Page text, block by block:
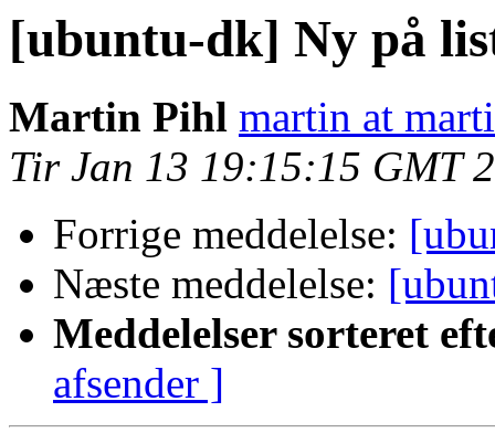
[ubuntu-dk] Ny på
Martin Pihl martin at
Tir Jan 13 19:15:15 GMT
Forrige meddelelse:
Næste meddelelse:
Meddelelser sorteret
afsender ]